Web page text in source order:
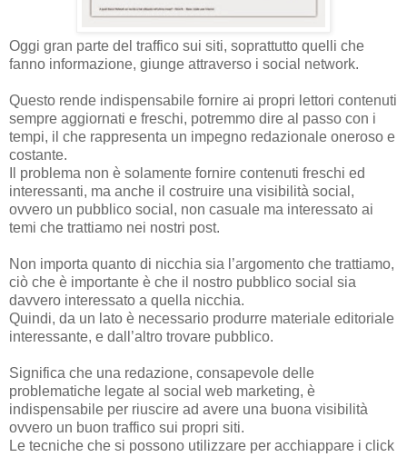
Oggi gran parte del traffico sui siti, soprattutto quelli che
fanno informazione, giunge attraverso i social network.
Questo rende indispensabile fornire ai propri lettori contenuti
sempre aggiornati e freschi, potremmo dire al passo con i
tempi, il che rappresenta un impegno redazionale oneroso e
costante.
Il problema non è solamente fornire contenuti freschi ed
interessanti, ma anche il costruire una visibilità social,
ovvero un pubblico social, non casuale ma interessato ai
temi che trattiamo nei nostri post.
Non importa quanto di nicchia sia l’argomento che trattiamo,
ciò che è importante è che il nostro pubblico social sia
davvero interessato a quella nicchia.
Quindi, da un lato è necessario produrre materiale editoriale
interessante, e dall’altro trovare pubblico.
Significa che una redazione, consapevole delle
problematiche legate al social web marketing, è
indispensabile per riuscire ad avere una buona visibilità
ovvero un buon traffico sui propri siti.
Le tecniche che si possono utilizzare per acchiappare i click